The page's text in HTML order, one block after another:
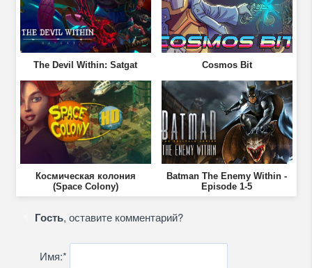
The Devil Within: Satgat Cosmos Bit
Космическая колония
(Space Colony)
Batman The Enemy Within -
Episode 1-5
Гость, оставите комментарий?
Имя:*